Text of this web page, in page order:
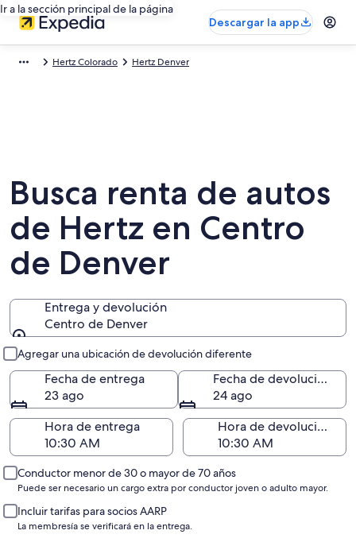
Ir a la sección principal de la página
Descargar la app
Hertz Colorado Hertz Denver
Busca renta de autos
de Hertz en Centro
de Denver
Entrega y devolución
Centro de Denver
Agregar una ubicación de devolución diferente
Fecha de entrega
23 ago
Fecha de devolución
24 ago
Hora de entrega
Hora de devolución
Conductor menor de 30 o mayor de 70 años
Puede ser necesario un cargo extra por conductor joven o adulto mayor.
Incluir tarifas para socios AARP
La membresía se verificará en la entrega.